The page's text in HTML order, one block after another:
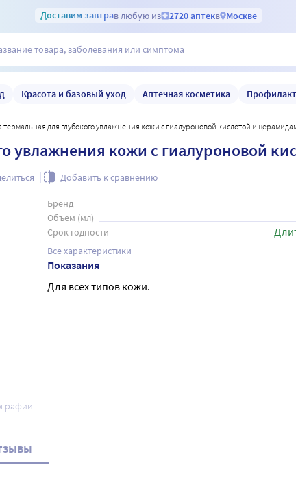
Доставим завтрав любую из 2720 аптекв Москве
Красота и базовый уход Аптечная косметика
термальная для глубокого увлажнения кожи с гиалуроновой кислотой и
увлажнения кожи с гиалуроновой
Добавить к сравнению
Бренд
Объем (мл)
Срок годности
Все характеристики
Показания
Для всех типов кожи.